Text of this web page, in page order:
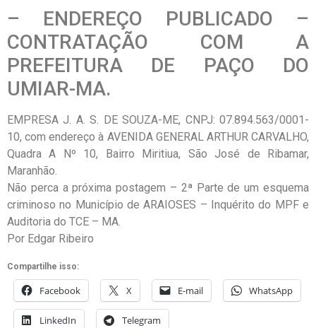
– ENDEREÇO PUBLICADO –
CONTRATAÇÃO COM A
PREFEITURA DE PAÇO DO
UMIAR-MA.
EMPRESA J. A. S. DE SOUZA-ME, CNPJ: 07.894.563/0001-
10, com endereço à AVENIDA GENERAL ARTHUR CARVALHO,
Quadra A Nº 10, Bairro Miritiua, São José de Ribamar,
Maranhão.
Não perca a próxima postagem – 2ª Parte de um esquema
criminoso no Município de ARAIOSES – Inquérito do MPF e
Auditoria do TCE – MA.
Por Edgar Ribeiro
Compartilhe isso:
Facebook X E-mail WhatsApp
LinkedIn Telegram